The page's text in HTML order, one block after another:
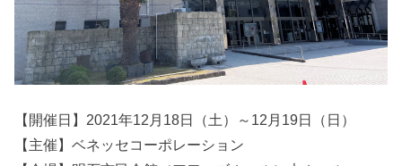
【開催日】2021年12月18日（土）～12月19日（日）
【主催】ベネッセコーポレーション